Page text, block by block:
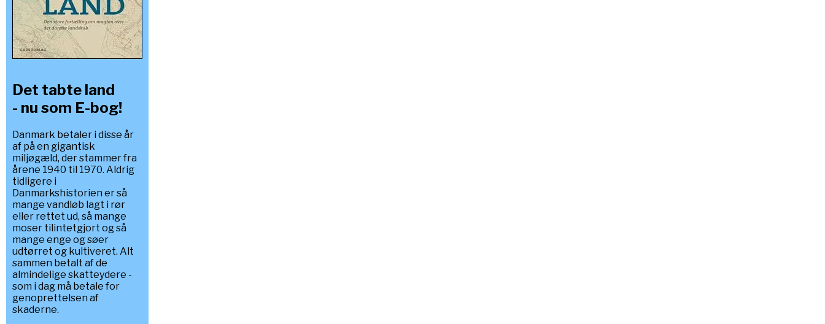
Det tabte land
- nu som E-bog!
Danmark betaler i disse år
af på en gigantisk
miljøgæld, der stammer fra
årene 1940 til 1970. Aldrig
tidligere i
Danmarkshistorien er så
mange vandløb lagt i rør
eller rettet ud, så mange
moser tilintetgjort og så
mange enge og søer
udtørret og kultiveret. Alt
sammen betalt af de
almindelige skatteydere -
som i dag må betale for
genoprettelsen af
skaderne.